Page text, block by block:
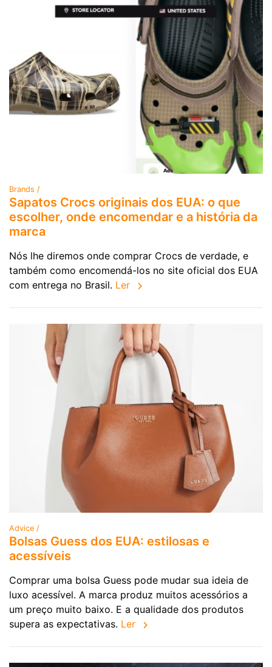
Brands /
Sapatos Crocs originais dos EUA: o que
escolher, onde encomendar e a história da
marca
Nós lhe diremos onde comprar Crocs de verdade, e
também como encomendá-los no site oficial dos EUA
com entrega no Brasil. Ler
Advice /
Bolsas Guess dos EUA: estilosas e
acessíveis
Comprar uma bolsa Guess pode mudar sua ideia de
luxo acessível. A marca produz muitos acessórios a
um preço muito baixo. E a qualidade dos produtos
supera as expectativas. Ler